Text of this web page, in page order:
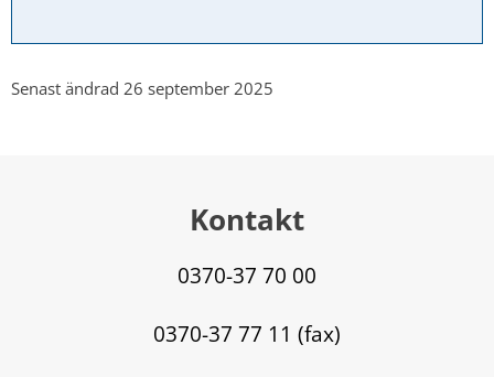
Senast ändrad 26 september 2025
Kontakt
0370-37 70 00
0370-37 77 11 (fax)